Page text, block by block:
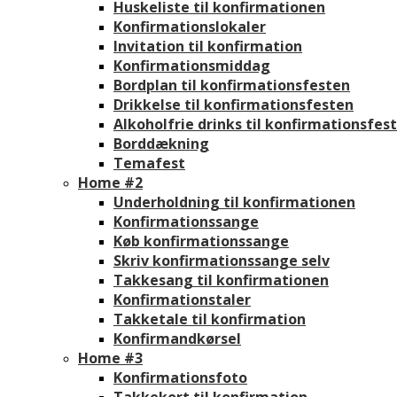
Huskeliste til konfirmationen
Konfirmationslokaler
Invitation til konfirmation
Konfirmationsmiddag
Bordplan til konfirmationsfesten
Drikkelse til konfirmationsfesten
Alkoholfrie drinks til
Borddækning
Temafest
Home #2
Underholdning til konfirmationen
Konfirmationssange
Køb konfirmationssange
Skriv konfirmationssange selv
Takkesang til konfirmationen
Konfirmationstaler
Takketale til konfirmation
Konfirmandkørsel
Home #3
Konfirmationsfoto